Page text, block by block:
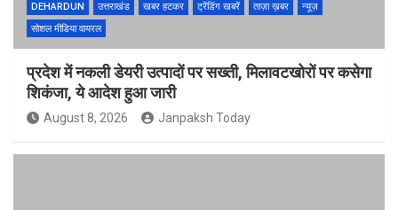
DEHARDUN उत्तराखंड खबर हटकर ट्रेंडिंग खबरें ताज़ा ख़बर
न्यूज़
सोशल मीडिया वायरल
प्रदेश में नकली डेयरी उत्पादों पर सख्ती, मिलावटखोरों पर कसेगा
शिकंजा, ये आदेश हुआ जारी
August 8, 2026 Janpaksh Today